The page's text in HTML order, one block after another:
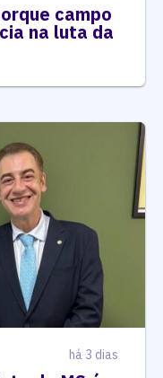
campo
na luta da
há 3 dias